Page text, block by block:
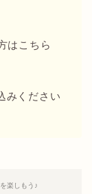
はこちら
みください
楽しもう♪